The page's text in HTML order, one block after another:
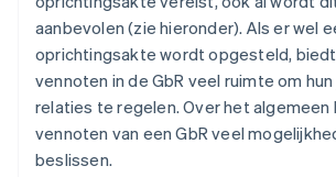
aanbevolen (zie hieronder). Als er wel
oprichtingsakte wordt opgesteld,
vennoten in de GbR veel ruimte om
relaties te regelen. Over het algemeen
vennoten van een GbR veel
beslissen.